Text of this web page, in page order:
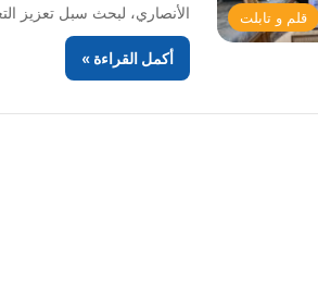
قلم و تابلت
الأنصاري، لبحث سبل تعزيز
أكمل القراءة »